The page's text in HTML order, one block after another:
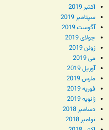
اکتبر 2019
سپتامبر 2019
آگوست 2019
جولای 2019
ژوئن 2019
می 2019
آوریل 2019
مارس 2019
فوریه 2019
ژانویه 2019
دسامبر 2018
نوامبر 2018